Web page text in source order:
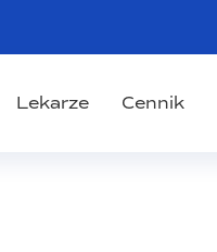
Lekarze Cennik